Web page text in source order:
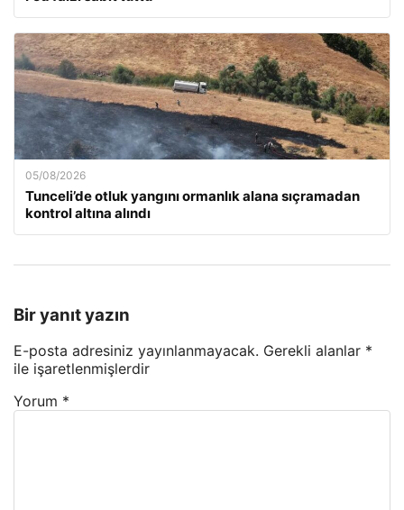
05/08/2026
Tunceli’de otluk yangını ormanlık alana sıçramadan
kontrol altına alındı
Bir yanıt yazın
E-posta adresiniz yayınlanmayacak. Gerekli alanlar *
ile işaretlenmişlerdir
Yorum *